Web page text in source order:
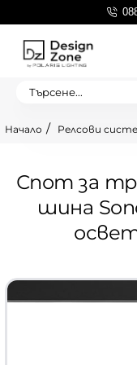
Търсене...
Спот за
шина
Релсови